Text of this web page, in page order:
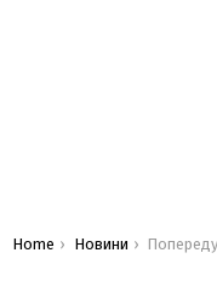
You are here:
Home Новини Попереду тільки Tesla: китайська BYD